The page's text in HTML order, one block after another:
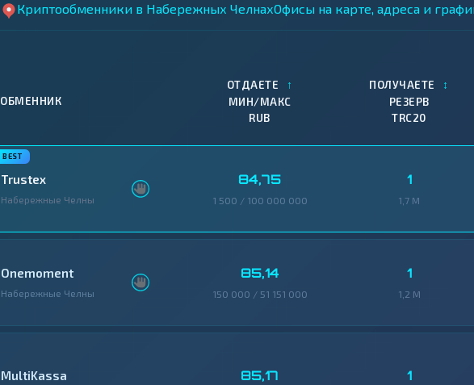
Криптообменники в Набережных ЧелнахОфисы на карте, адреса и
ОБМЕННИК
ОТДАЕТЕ ↑
МИН/МАКС
RUB
ПОЛУЧАЕТЕ ↕
РЕЗЕРВ
TRC20
Trustex
Набережные Челны
84,75
1 500 / 100 000 000
1
1,7 M
Onemoment
Набережные Челны
85,14
150 000 / 51 151 000
1
1,2 M
MultiKassa 85,17 1